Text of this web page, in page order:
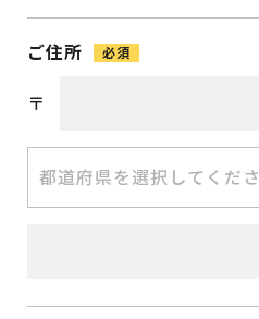
ご住所 必須
〒